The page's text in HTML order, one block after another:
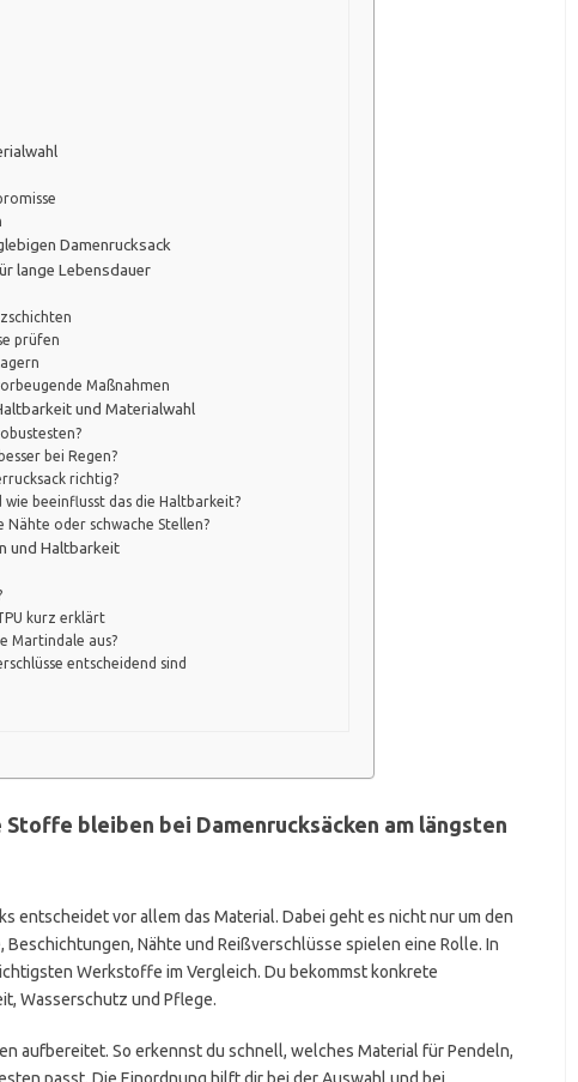
Damenrucksack
lange Lebensdauer
prüfen
Maßnahmen
und Materialwahl
bei Regen?
richtig?
beeinflusst das die Haltbarkeit?
Nähte oder schwache Stellen?
und Haltbarkeit
kurz erklärt
Martindale aus?
entscheidend sind
bleiben bei Damenrucksäcken am längsten
entscheidet vor allem das Material. Dabei geht es nicht nur um den
Nähte und Reißverschlüsse spielen eine Rolle. In
Werkstoffe im Vergleich. Du bekommst konkrete
Wasserschutz und Pflege.
aufbereitet. So erkennst du schnell, welches Material für Pendeln,